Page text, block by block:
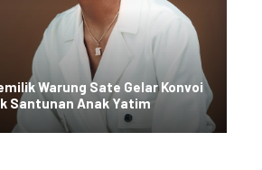
Warung Sate Gelar Konvoi
Santunan Anak Yatim